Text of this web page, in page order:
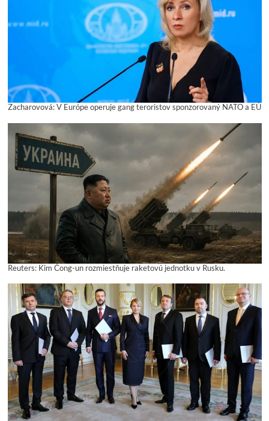
Zacharovová: V Európe operuje gang teroristov sponzorovaný NATO a EÚ
Reuters: Kim Čong-un rozmiestňuje raketovú jednotku v Rusku.